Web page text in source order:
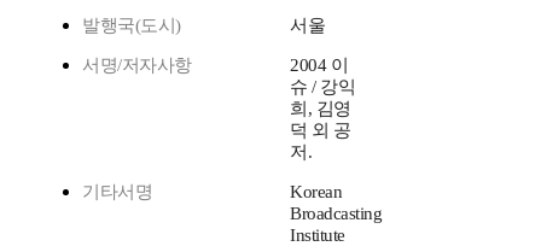
발행국(도시) 서울
서명/저자사항
2004 이
슈 / 강익
희, 김영
덕 외 공
저.
기타서명
Korean
Broadcasting
Institute